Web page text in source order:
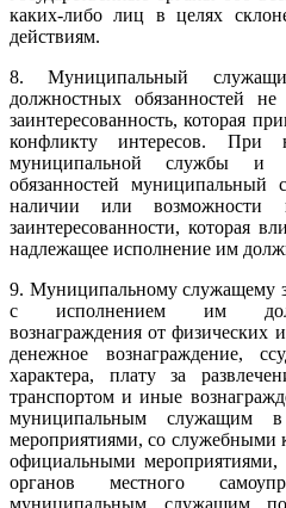
каких-либо лиц в целях
действиям.
8. Муниципальный
должностных обязанностей
заинтересованность, которая
конфликту интересов. При
муниципальной службы и
обязанностей муниципальный
наличии или
заинтересованности, которая
надлежащее исполнение им
9. Муниципальному служащему
с исполнением им
вознаграждения от физических
денежное вознаграждение,
характера, плату за
транспортом и иные
муниципальным служащим
мероприятиями, со служебными
официальными мероприятиями,
органов местного